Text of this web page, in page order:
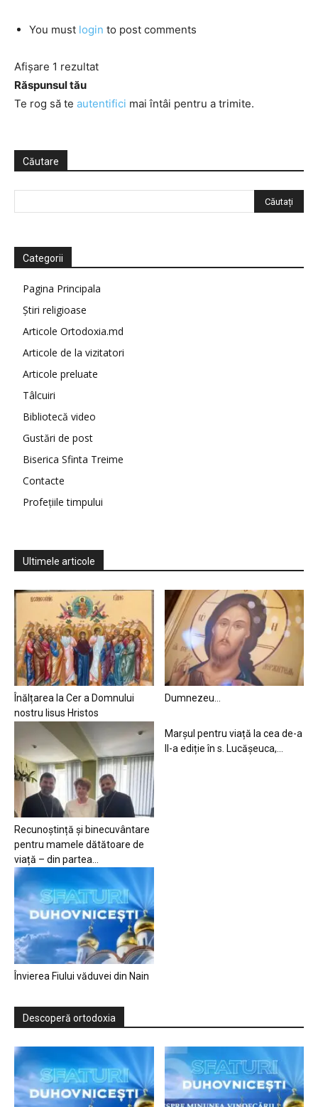
You must login to post comments
Afișare 1 rezultat
Răspunsul tău
Te rog să te autentifici mai întâi pentru a trimite.
Căutare
Categorii
Pagina Principala
Știri religioase
Articole Ortodoxia.md
Articole de la vizitatori
Articole preluate
Tâlcuiri
Bibliotecă video
Gustări de post
Biserica Sfinta Treime
Contacte
Profețiile timpului
Ultimele articole
Înălțarea la Cer a Domnului
nostru Iisus Hristos
Dumnezeu…
Recunoștință și binecuvântare
pentru mamele dătătoare de
viață – din partea...
Marșul pentru viață la cea de-a
II-a ediție în s. Lucășeuca,...
Învierea Fiului văduvei din Nain
Descoperă ortodoxia